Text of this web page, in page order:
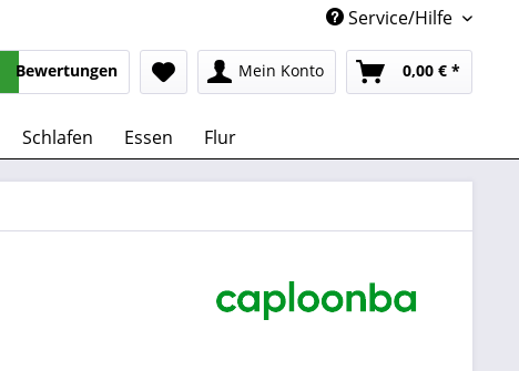
Service/Hilfe
Bewertungen Mein Konto 0,00 € *
Schlafen Essen Flur